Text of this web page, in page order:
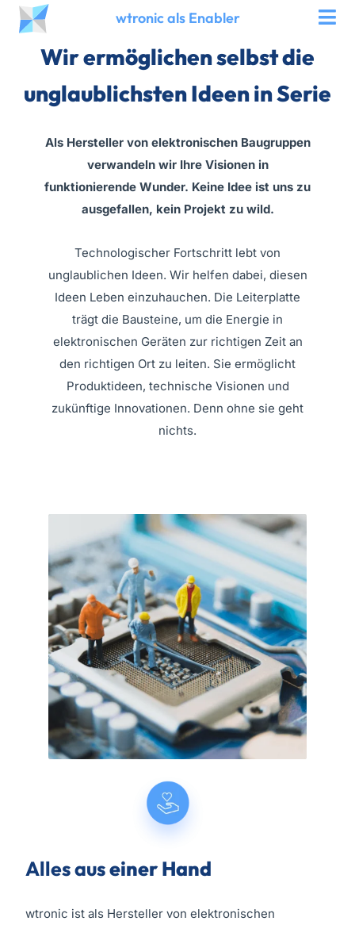
Zum
Inhalt
springen
wtronic als Enabler
Wirermöglichenselbst die
unglaublichsten Ideen in Serie
Als Hersteller von elektronischen Baugruppen
verwandeln wir Ihre Visionen in
funktionierende Wunder. Keine Idee ist uns zu
ausgefallen, kein Projekt zu wild.
Technologischer Fortschritt lebt von
unglaublichen Ideen. Wir helfen dabei, diesen
Ideen Leben einzuhauchen. Die Leiterplatte
trägt die Bausteine, um die Energie in
elektronischen Geräten zur richtigen Zeit an
den richtigen Ort zu leiten. Sie ermöglicht
Produktideen, technische Visionen und
zukünftige Innovationen. Denn ohne sie geht
nichts.
Alles auseiner Hand
wtronic ist als Hersteller von elektronischen